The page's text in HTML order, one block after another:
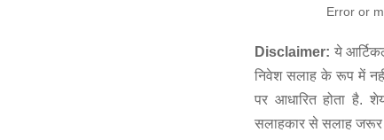
Error or
Disclaimer: ये
निवेश सलाह के रूप में नहीं
पर आधारित होता है.
सलाहकार से सलाह